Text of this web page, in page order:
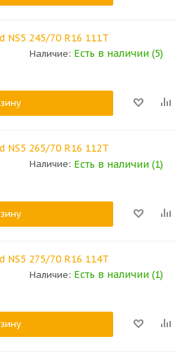
245/70 R16 111T
Наличие: Есть в наличии (5)
265/70 R16 112T
Наличие: Есть в наличии (1)
275/70 R16 114T
Наличие: Есть в наличии (1)